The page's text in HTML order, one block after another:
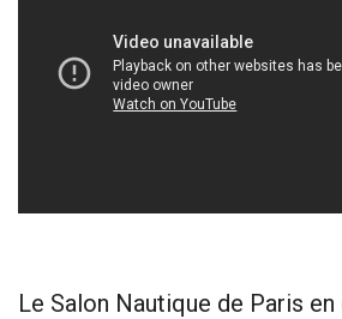
Le Salon Nautique de Paris